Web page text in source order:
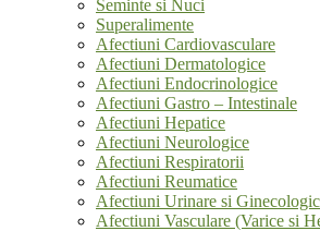
Seminte si Nuci
Superalimente
Afectiuni Cardiovasculare
Afectiuni Dermatologice
Afectiuni Endocrinologice
Afectiuni Gastro – Intestinale
Afectiuni Hepatice
Afectiuni Neurologice
Afectiuni Respiratorii
Afectiuni Reumatice
Afectiuni Urinare si
Afectiuni Vasculare (Varice si